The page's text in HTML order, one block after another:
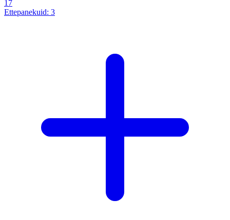
17
Ettepanekuid: 3